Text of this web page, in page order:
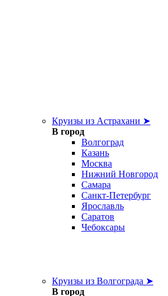
Круизы из Астрахани ➤
В город
Волгоград
Казань
Москва
Нижний Новгород
Самара
Санкт-Петербург
Ярославль
Саратов
Чебоксары
Круизы из Волгограда ➤
В город